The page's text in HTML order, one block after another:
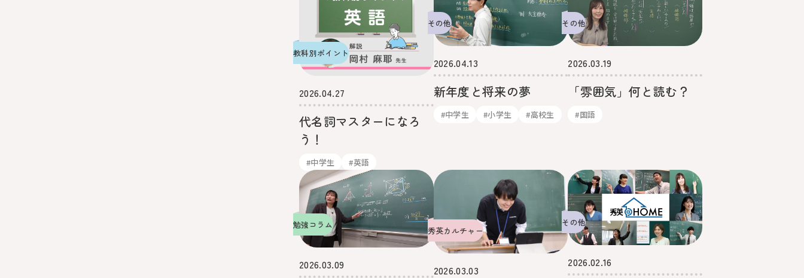
教科別ポイント
2026.04.27
代名詞マスターになろ
う！
#中学生 #英語
その他
2026.04.13
新年度と将来の夢
#中学生 #小学生 #高校生
その他
2026.03.19
「雰囲気」何と読む？
#国語
勉強コラム
2026.03.09
秀英カルチャー
2026.03.03
その他
2026.02.16